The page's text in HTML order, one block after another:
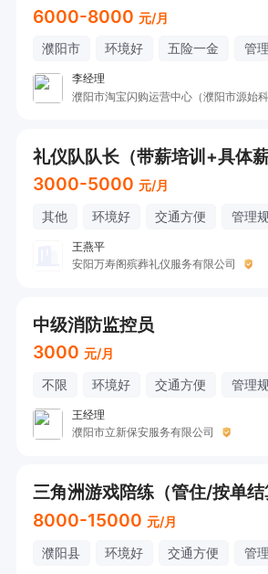
6000-8000 元/月
濮阳市 环境好 五险一金 管
李经理
3000-5000 元/月
其他 环境好 交通方便 管理
王燕平
安阳万寿阁殡葬礼仪服务有限公司
中级消防监控员
3000 元/月
不限 环境好 交通方便 管理
王经理
濮阳市立新保安服务有限公司
三角洲游戏陪练（管住/按单结
8000-15000 元/月
濮阳县 环境好 交通方便 管